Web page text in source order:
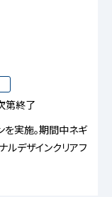
第終了
を実施。期間中ネギ
ルデザインクリアフ